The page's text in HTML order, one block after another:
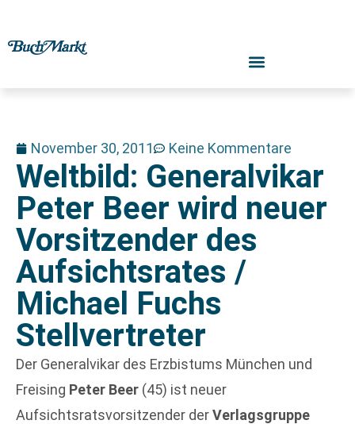
November 30, 2011 Keine Kommentare
Weltbild: Generalvikar
Peter Beer wird neuer
Vorsitzender des
Aufsichtsrates /
Michael Fuchs
Stellvertreter
Der Generalvikar des Erzbistums München und
Freising Peter Beer (45) ist neuer
Aufsichtsratsvorsitzender derVerlagsgruppe